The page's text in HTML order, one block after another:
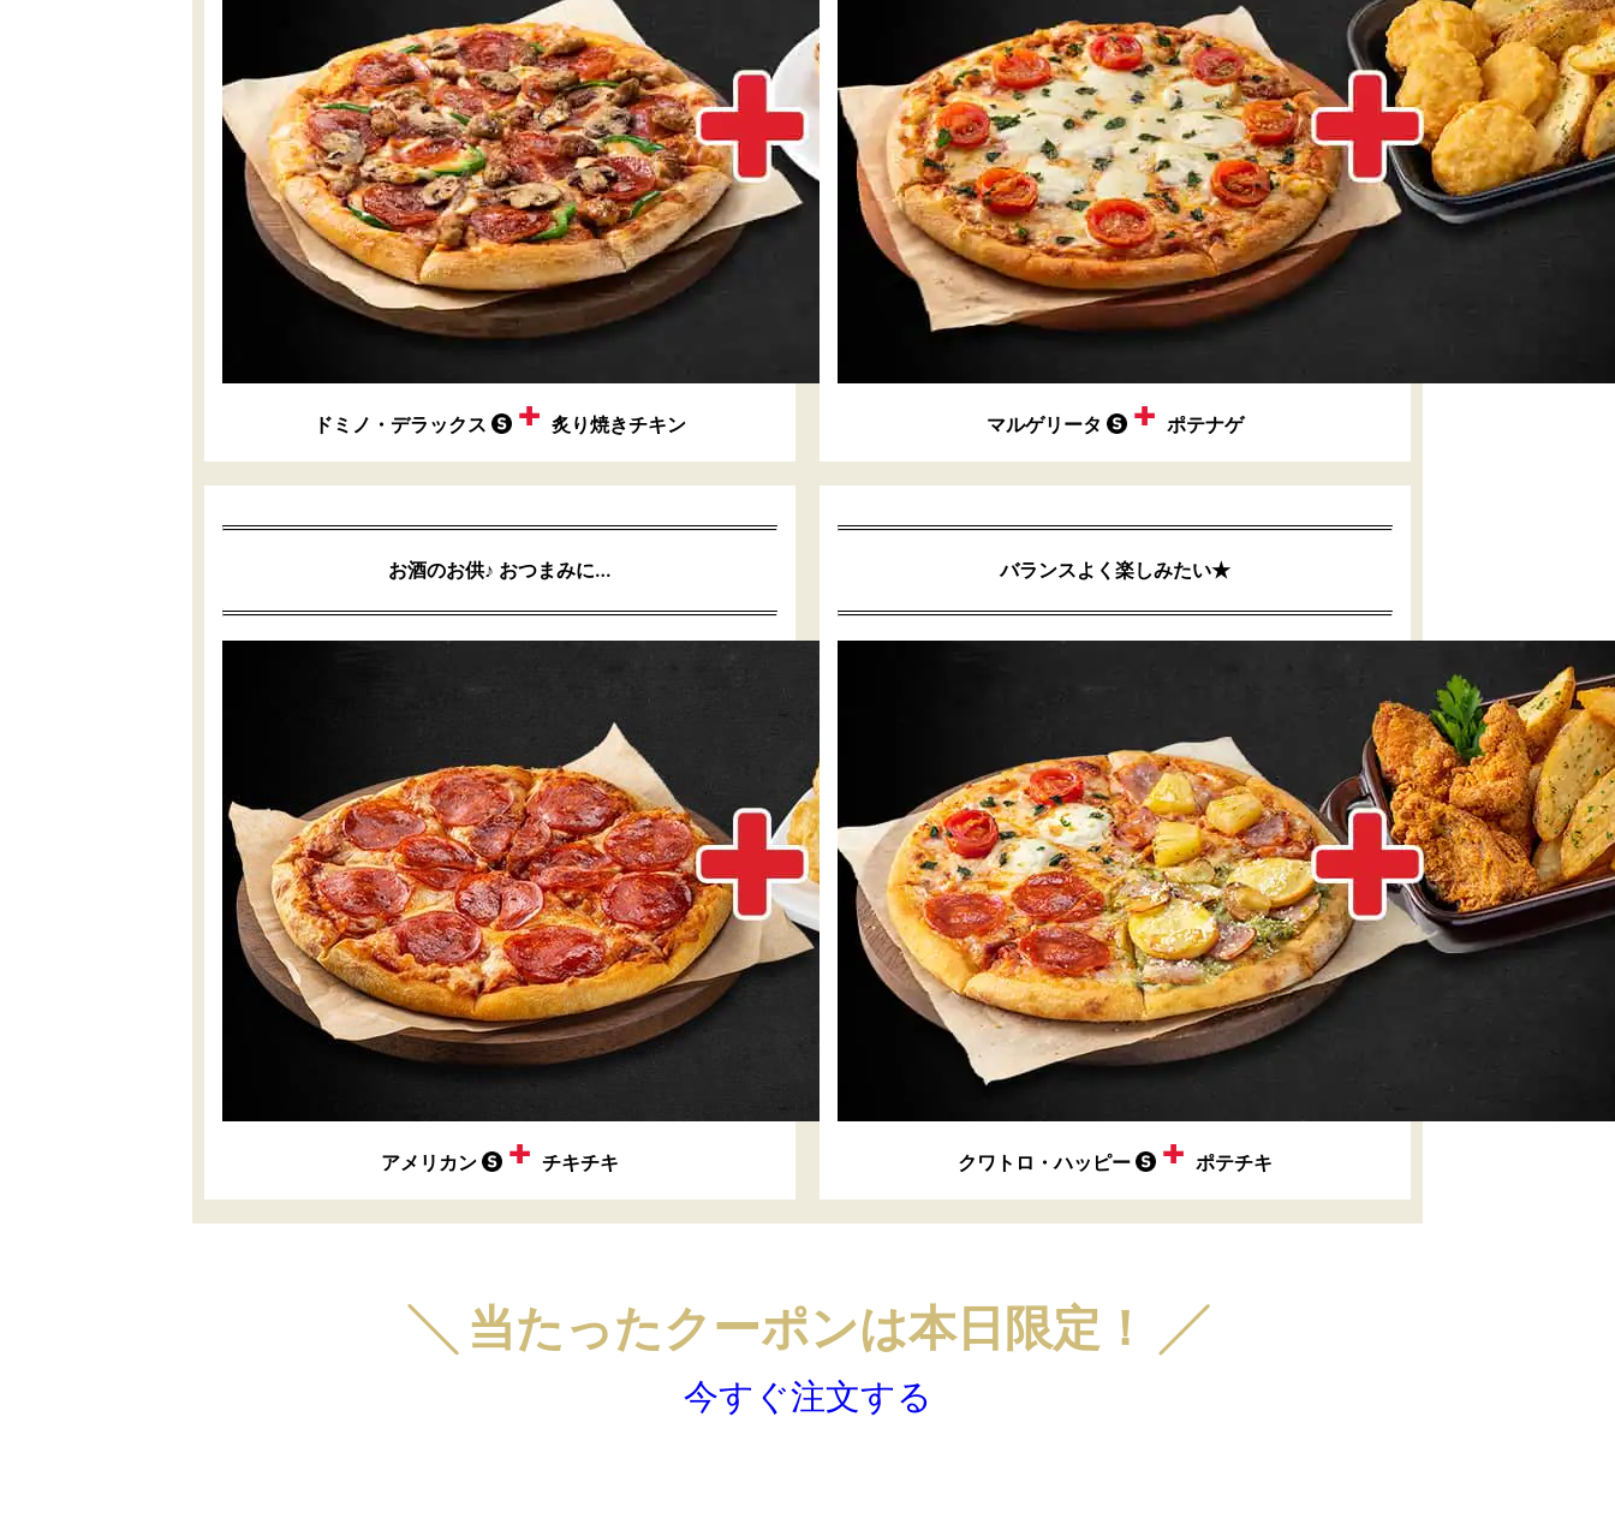
ドミノ・デラックス + 炙り焼きチキン マルゲリータ + ポテナゲ
お酒のお供♪ おつまみに…
アメリカン + チキチキ
バランスよく楽しみたい★
クワトロ・ハッピー + ポテチキ
╲ 当たったクーポンは本日限定！ ╱
今すぐ注文する